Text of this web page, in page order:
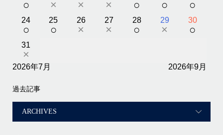
○ × × × ○ ○ ○
24
○
25
○
26
×
27
×
28
○
29
×
30
○
31
×
2026年7月 2026年9月
過去記事